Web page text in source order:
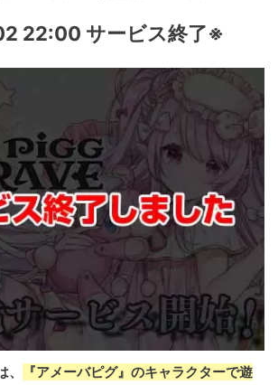
22:00 サービス終了※
『アメーバピグ』のキャラクターで遊